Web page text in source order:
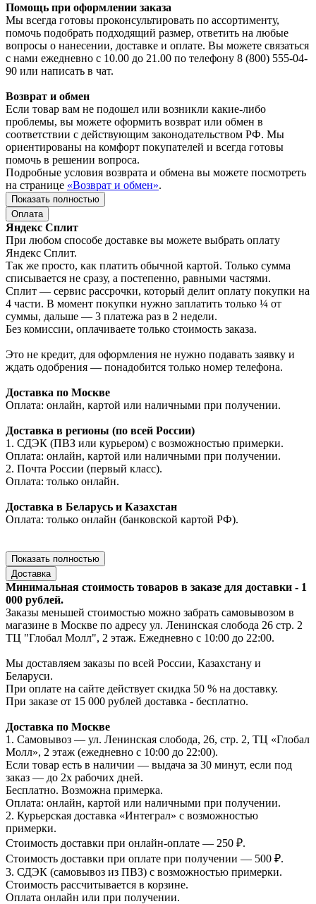
Помощь при оформлении заказа
Мы всегда готовы проконсультировать по ассортименту,
помочь подобрать подходящий размер, ответить на любые
вопросы о нанесении, доставке и оплате. Вы можете связаться
с нами ежедневно с 10.00 до 21.00 по телефону 8 (800) 555-04-
90 или написать в чат.
Возврат и обмен
Если товар вам не подошел или возникли какие-либо
проблемы, вы можете оформить возврат или обмен в
соответствии с действующим законодательством РФ. Мы
ориентированы на комфорт покупателей и всегда готовы
помочь в решении вопроса.
Подробные условия возврата и обмена вы можете посмотреть
на странице «Возврат и обмен».
Показать полностью
Оплата
Яндекс Сплит
При любом способе доставке вы можете выбрать оплату
Яндекс Сплит.
Так же просто, как платить обычной картой. Только сумма
списывается не сразу, а постепенно, равными частями.
Сплит — сервис рассрочки, который делит оплату покупки на
4 части. В момент покупки нужно заплатить только ¼ от
суммы, дальше — 3 платежа раз в 2 недели.
Без комиссии, оплачиваете только стоимость заказа.
Это не кредит, для оформления не нужно подавать заявку и
ждать одобрения — понадобится только номер телефона.
Доставка по Москве
Оплата: онлайн, картой или наличными при получении.
Доставка в регионы (по всей России)
1. СДЭК (ПВЗ или курьером) с возможностью примерки.
Оплата: онлайн, картой или наличными при получении.
2. Почта России (первый класс).
Оплата: только онлайн.
Доставка в Беларусь и Казахстан
Оплата: только онлайн (банковской картой РФ).
Показать полностью
Доставка
Минимальная стоимость товаров в заказе для доставки - 1
000 рублей.
Заказы меньшей стоимостью можно забрать самовывозом в
магазине в Москве по адресу ул. Ленинская слобода 26 стр. 2
ТЦ "Глобал Молл", 2 этаж. Ежедневно с 10:00 до 22:00.
Мы доставляем заказы по всей России, Казахстану и
Беларуси.
При оплате на сайте действует скидка 50 % на доставку.
При заказе от 15 000 рублей доставка - бесплатно.
Доставка по Москве
1. Самовывоз — ул. Ленинская слобода, 26, стр. 2, ТЦ «Глобал
Молл», 2 этаж (ежедневно с 10:00 до 22:00).
Если товар есть в наличии — выдача за 30 минут, если под
заказ — до 2х рабочих дней.
Бесплатно. Возможна примерка.
Оплата: онлайн, картой или наличными при получении.
2. Курьерская доставка «Интеграл» с возможностью
примерки.
Стоимость доставки при онлайн-оплате — 250 ₽.
Стоимость доставки при оплате при получении — 500 ₽.
3. СДЭК (самовывоз из ПВЗ) с возможностью примерки.
Стоимость рассчитывается в корзине.
Оплата онлайн или при получении.